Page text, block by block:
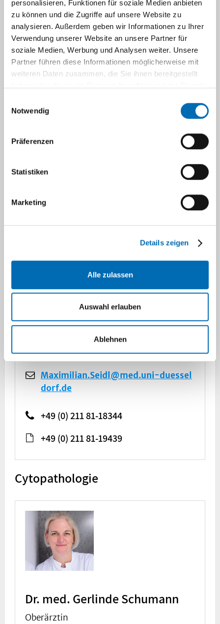
personalisieren, Funktionen für soziale Medien anbieten
zu können und die Zugriffe auf unsere Website zu
analysieren. Außerdem geben wir Informationen zu Ihrer
Verwendung unserer Website an unsere Partner für
soziale Medien, Werbung und Analysen weiter. Unsere
Partner führen diese Informationen möglicherweise mit
weiteren Daten zusammen, die Sie ihnen bereitgestellt
Notwendig
Präferenzen
Statistiken
Marketing
Details zeigen
Alle zulassen
Auswahl erlauben
Ablehnen
Dr. med. Sandra Jaschinski
Funktionsoberärztin
Sandra.Jaschinski@med.uni-duesse
ldorf.de
+49 (0) 211 81-18271
+49 (0) 211 81-19439
Dr. med. Maximilian Seidl
Geschäftsführender Oberarzt
Maximilian.Seidl@med.uni-duessel
dorf.de
+49 (0) 211 81-18344
+49 (0) 211 81-19439
Cytopathologie
Dr. med. Gerlinde Schumann
Oberärztin